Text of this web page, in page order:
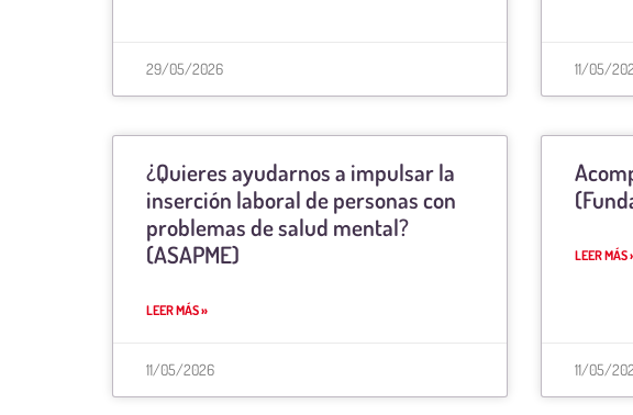
29/05/2026 11/05/
¿Quieres ayudarnos a impulsar la
inserción laboral de personas con
problemas de salud mental?
(ASAPME)
LEER MÁS »
11/05/2026
LEER MÁS
11/05/